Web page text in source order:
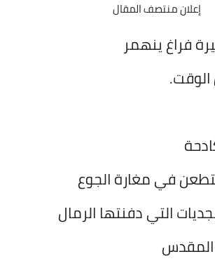
إعلان منتصف المقال
فراغ ينهمر
الوقت.
في مغارة الجوع
التي دفنتها الرمال